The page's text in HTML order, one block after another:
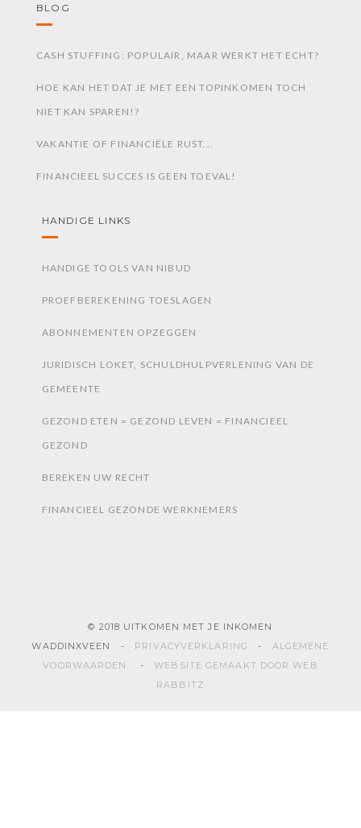
BLOG
CASH STUFFING: POPULAIR, MAAR WERKT HET ECHT?
HOE KAN HET DAT JE MET EEN TOPINKOMEN TOCH
NIET KAN SPAREN!?
VAKANTIE OF FINANCIËLE RUST...
FINANCIEEL SUCCES IS GEEN TOEVAL!
HANDIGE LINKS
HANDIGE TOOLS VAN NIBUD
PROEFBEREKENING TOESLAGEN
ABONNEMENTEN OPZEGGEN
JURIDISCH LOKET, SCHULDHULPVERLENING VAN DE
GEMEENTE
GEZOND ETEN = GEZOND LEVEN = FINANCIEEL
GEZOND
BEREKEN UW RECHT
FINANCIEEL GEZONDE WERKNEMERS
© 2018 UITKOMEN MET JE INKOMEN
WADDINXVEEN - PRIVACYVERKLARING - ALGEMENE
VOORWAARDEN
-WEBSITE GEMAAKT DOOR WEB
RABBITZ